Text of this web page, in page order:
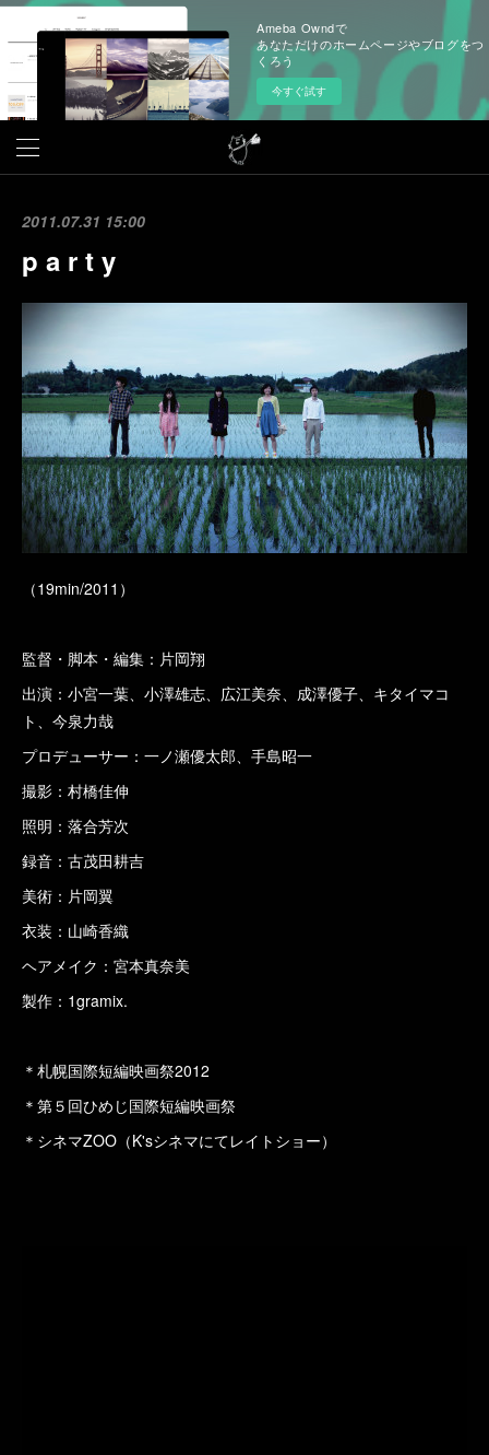
Ameba Owndで
あなただけのホームページやブログをつ
くろう
今すぐ試す
2011.07.31 15:00
p a r t y
（19min/2011）
監督・脚本・編集：片岡翔
出演：小宮一葉、小澤雄志、広江美奈、成澤優子、キタイマコ
ト、今泉力哉
プロデューサー：一ノ瀬優太郎、手島昭一
撮影：村橋佳伸
照明：落合芳次
録音：古茂田耕吉
美術：片岡翼
衣装：山崎香織
ヘアメイク：宮本真奈美
製作：1gramix.
＊札幌国際短編映画祭2012
＊第５回ひめじ国際短編映画祭
＊シネマZOO（K'sシネマにてレイトショー）